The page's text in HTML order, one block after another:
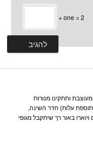
+ one = 2
ותתקינו מנורות
תוספת עלות) חדר השינה,
באור רך שיתקבל מגופי